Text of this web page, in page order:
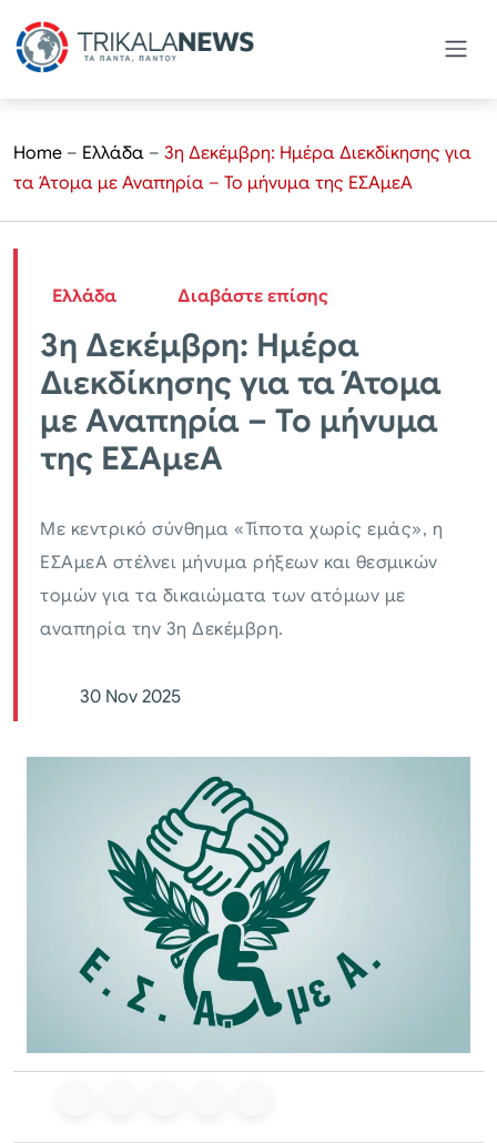
Home – Ελλάδα – 3η Δεκέμβρη: Ημέρα Διεκδίκησης για
τα Άτομα με Αναπηρία – Το μήνυμα της ΕΣΑμεΑ
Ελλάδα Διαβάστε επίσης
3η Δεκέμβρη: Ημέρα
Διεκδίκησης για τα Άτομα
με Αναπηρία – Το μήνυμα
της ΕΣΑμεΑ
Με κεντρικό σύνθημα «Τίποτα χωρίς εμάς», η
ΕΣΑμεΑ στέλνει μήνυμα ρήξεων και θεσμικών
τομών για τα δικαιώματα των ατόμων με
αναπηρία την 3η Δεκέμβρη.
30 Nov 2025